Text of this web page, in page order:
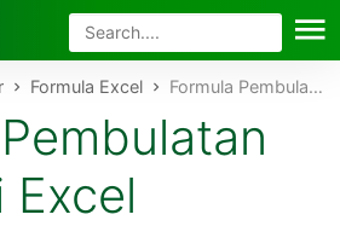
to main content
Formula Excel Formula Pembulatan Angka di Excel
Excel